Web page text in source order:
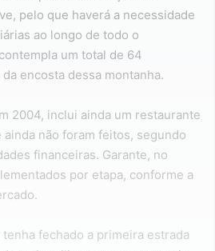
pelo que haverá a necessidade
ao longo de todo o
um total de 64
encosta dessa montanha.
2004, inclui ainda um restaurante
ainda não foram feitos, segundo
financeiras. Garante, no
por etapa, conforme a
fechado a primeira estrada